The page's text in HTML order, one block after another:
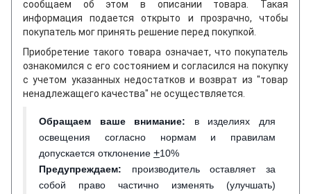
сообщаем об этом в описании товара. Такая
информация подается открыто и прозрачно, чтобы
покупатель мог принять решение перед покупкой.
Приобретение такого товара означает, что покупатель
ознакомился с его состоянием и согласился на покупку
с учетом указанных недостатков и возврат из "товар
ненадлежащего качества" не осуществляется.
Обращаем ваше внимание: в изделиях для
освещения согласно нормам и правилам
допускается отклонение +10%
Предупреждаем: производитель оставляет за
собой право частично изменять (улучшать)